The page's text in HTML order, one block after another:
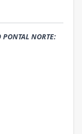
PONTAL NORTE: